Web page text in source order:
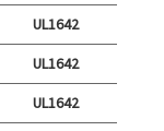
UL1642
UL1642
UL1642